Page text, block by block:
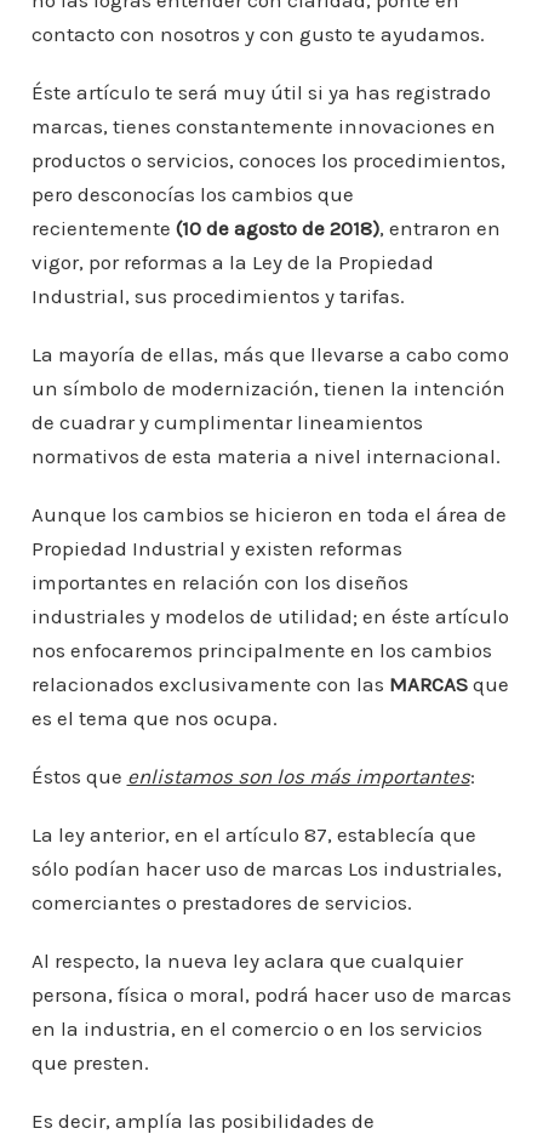
contacto con nosotros y con gusto te ayudamos.
Éste artículo te será muy útil si ya has registrado
marcas, tienes constantemente innovaciones en
productos o servicios, conoces los procedimientos,
pero desconocías los cambios que
recientemente (10 de agosto de 2018), entraron en
vigor, por reformas a la Ley de la Propiedad
Industrial, sus procedimientos y tarifas.
La mayoría de ellas, más que llevarse a cabo como
un símbolo de modernización, tienen la intención
de cuadrar y cumplimentar lineamientos
normativos de esta materia a nivel internacional.
Aunque los cambios se hicieron en toda el área de
Propiedad Industrial y existen reformas
importantes en relación con los diseños
industriales y modelos de utilidad; en éste artículo
nos enfocaremos principalmente en los cambios
relacionados exclusivamente con las MARCASque
es el tema que nos ocupa.
Éstos que enlistamos son los más importantes:
La ley anterior, en el artículo 87, establecía que
sólo podían hacer uso de marcas Los industriales,
comerciantes o prestadores de servicios.
Al respecto, la nueva ley aclara que cualquier
persona, física o moral, podrá hacer uso de marcas
en la industria, en el comercio o en los servicios
que presten.
Es decir, amplía las posibilidades de